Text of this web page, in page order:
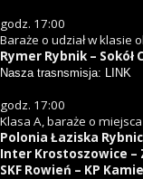
godz. 17:00
Baraże o udział w klasie
Rymer Rybnik – Sokół
Nasza trasnsmisja: LINK
godz. 17:00
Klasa A, baraże o
Polonia Łaziska
Inter Krostoszowice –
SKF Rowień – KP